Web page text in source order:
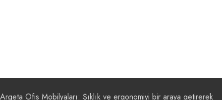
Argeta Ofis Mobilyaları: Şıklık ve ergonomiyi bir araya getirerek